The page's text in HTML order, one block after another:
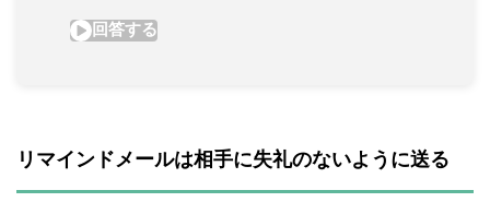
リマインドメールは相手に失礼のないように送る